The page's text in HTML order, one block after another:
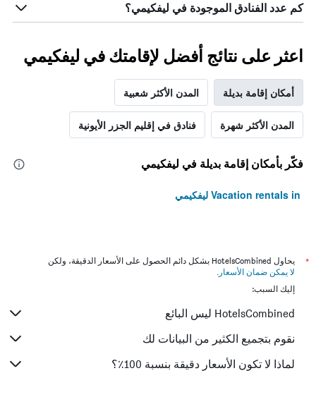
كم عدد الفنادق الموجودة في ليفكيمي؟
اعثر على نتائج أفضل لإقامتك في ليفكيمي
أمكان إقامة بديلة المدن الأكثر شعبية
المدن الأكثر شهرة فنادق في إقليم الجزر الأيونية
فكّر بأمكان إقامة بديلة في ليفكيمي
Vacation rentals in ليفكيمي
*
يحاول HotelsCombined بشكل دائم الحصول على الأسعار الدقيقة، ولكن
لا يمكن ضمان الأسعار .
إليك السبب:
HotelsCombined ليس البائع
نقوم بتجميع الكثير من البيانات لك
لماذا لا تكون الأسعار دقيقة بنسبة 100٪؟